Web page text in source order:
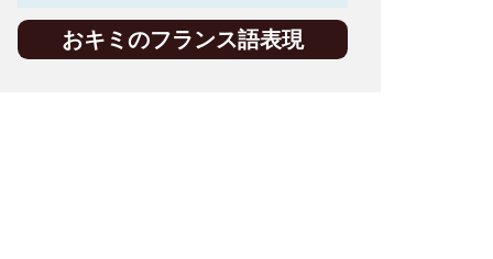
おキミのフランス語表現